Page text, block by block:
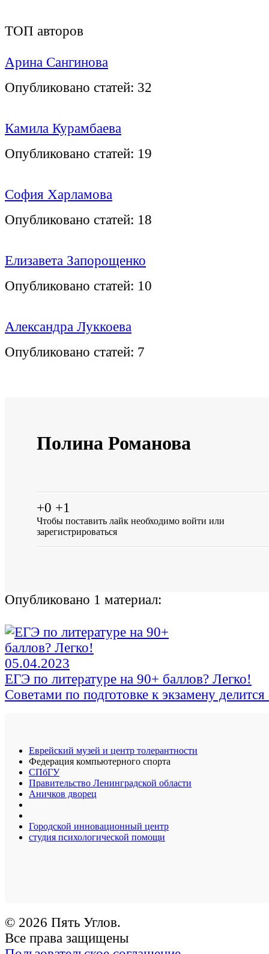
ТОП авторов
Арина Сангинова
Опубликовано статей: 32
Камила Курамбаева
Опубликовано статей: 19
София Харламова
Опубликовано статей: 18
Елизавета Запорощенко
Опубликовано статей: 10
Александра Луккоева
Опубликовано статей: 7
Полина Романова
+0 +1
Чтобы поставить лайк необходимо войти или
зарегистрироваться
Опубликовано 1 материал:
05.04.2023
ЕГЭ по литературе на 90+ баллов? Легко!
Советами по подготовке к экзамену
Еврейский музей и центр толерантности
Федерация компьютерного спорта
СПбГУ
Правительство Ленинградской области
Аничков дворец
Городской инновационный центр
студия психологической помощи
© 2026 Пять Углов.
Все права защищены